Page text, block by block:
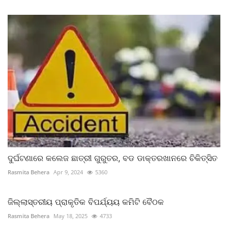
ଦୁର୍ଘଟଣାରେ କଲେଜ ଛାତ୍ରୀ ଗୁରୁତର, ବଡ ଡାକ୍ତରଖାନରେ ଚିକିତ୍ସିତ
Rasmita Behera Apr 9, 2024 5360
ଜିଲ୍ଲାସ୍ତରୀୟ ପ୍ରାକୃତିକ ବିପର୍ଯ୍ୟୟ କମିଟି ବୈଠକ
Rasmita Behera May 18, 2025 4733